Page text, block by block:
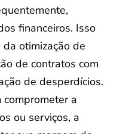
financeiros. Isso
otimização de
de contratos com
de desperdícios.
a
ou serviços, a